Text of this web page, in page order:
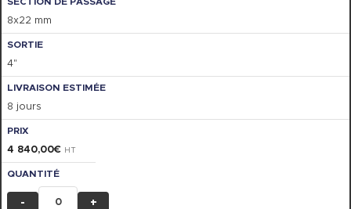
8x22 mm
4"
8 jours
4 840,00€ HT
- +